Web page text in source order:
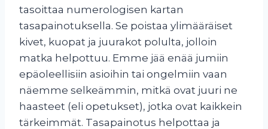
tasoittaa numerologisen kartan
tasapainotuksella. Se poistaa ylimääräiset
kivet, kuopat ja juurakot polulta, jolloin
matka helpottuu. Emme jää enää jumiin
epäoleellisiin asioihin tai ongelmiin vaan
näemme selkeämmin, mitkä ovat juuri ne
haasteet (eli opetukset), jotka ovat kaikkein
tärkeimmät. Tasapainotus helpottaa ja